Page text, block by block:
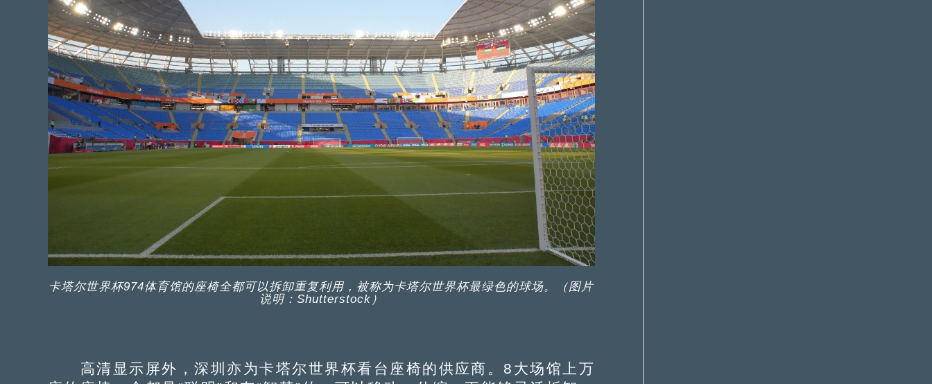
卡塔尔世界杯974体育馆的座椅全都可以拆卸重复利用，被称为卡塔尔世界杯最绿色的球场。（图片
说明：Shutterstock）
高清显示屏外，深圳亦为卡塔尔世界杯看台座椅的供应商。8大场馆上万